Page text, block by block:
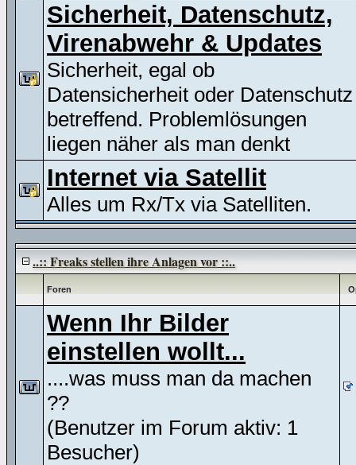
Sicherheit, Datenschutz,
Virenabwehr & Updates
Sicherheit, egal ob
Datensicherheit oder Datenschutz
betreffend. Problemlösungen
liegen näher als man denkt
Internet via Satellit
Alles um Rx/Tx via Satelliten.
..:: Freaks stellen ihre Anlagen vor ::..
Foren
Wenn Ihr Bilder
einstellen wollt...
....was muss man da machen
??
(Benutzer im Forum aktiv: 1
Besucher)